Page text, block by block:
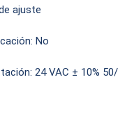
ajuste
No
24 VAC ± 10%